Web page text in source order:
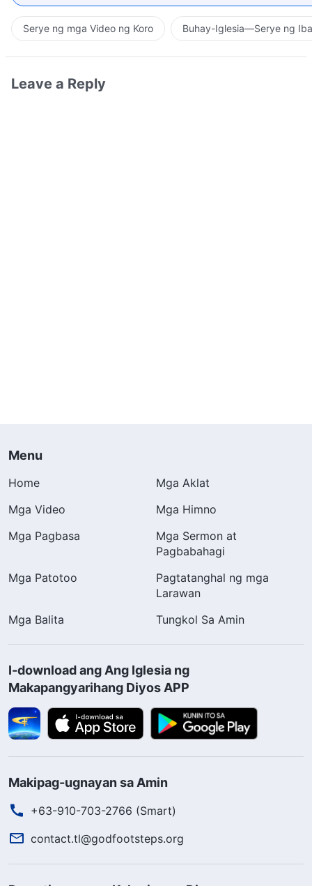
Serye ng mga Video ng Koro Buhay-Iglesia—Serye ng
Leave a Reply
Menu
Home
Mga Aklat
Mga Video
Mga Himno
Mga Pagbasa
Mga Sermon at
Pagbabahagi
Mga Patotoo
Pagtatanghal ng mga
Larawan
Mga Balita
Tungkol Sa Amin
I-download ang Ang Iglesia ng
Makapangyarihang Diyos APP
Makipag-ugnayan sa Amin
+63-910-703-2766 (Smart)
contact.tl@godfootsteps.org